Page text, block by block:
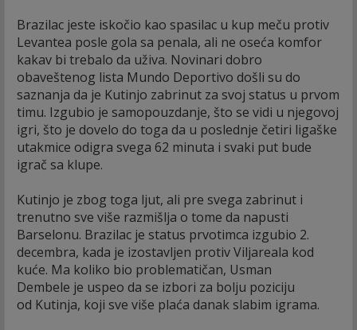
Brazilac jeste iskočio kao spasilac u kup meču protiv
Levantea posle gola sa penala, ali ne oseća komfor
kakav bi trebalo da uživa. Novinari dobro
obaveštenog lista Mundo Deportivo došli su do
saznanja da je Kutinjo zabrinut za svoj status u prvom
timu. Izgubio je samopouzdanje, što se vidi u njegovoj
igri, što je dovelo do toga da u poslednje četiri ligaške
utakmice odigra svega 62 minuta i svaki put bude
igrač sa klupe.
Kutinjo je zbog toga ljut, ali pre svega zabrinut i
trenutno sve više razmišlja o tome da napusti
Barselonu. Brazilac je status prvotimca izgubio 2.
decembra, kada je izostavljen protiv Viljareala kod
kuće. Ma koliko bio problematičan, Usman
Dembele je uspeo da se izbori za bolju poziciju
od Kutinja, koji sve više plaća danak slabim igrama.